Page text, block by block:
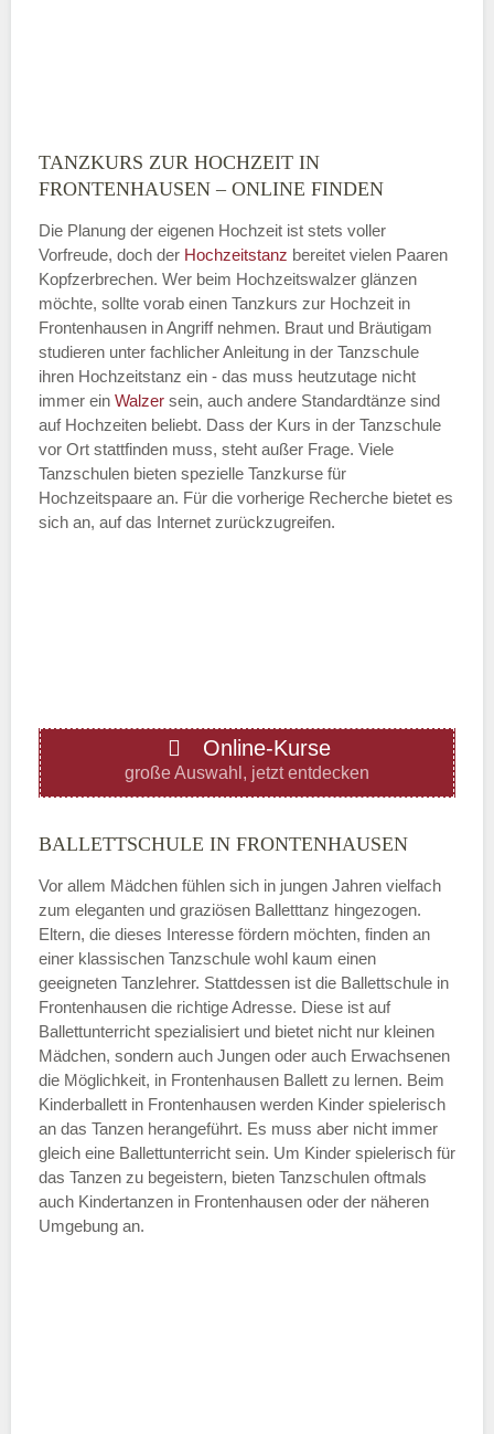
Montag
—
ÖFFNUNGSZEITEN HINZUFÜGEN
Dienstag
—
ÖFFNUNGSZEITEN HINZUFÜGEN
Donnerstag
—
ÖFFNUNGSZEITEN HINZUFÜGEN
Freitag
—
ÖFFNUNGSZEITEN HINZUFÜGEN
Samstag
TANZKURS ZUR HOCHZEIT IN
FRONTENHAUSEN – ONLINE FINDEN
Die Planung der eigenen Hochzeit ist stets voller
Vorfreude, doch der Hochzeitstanz bereitet vielen Paaren
Kopfzerbrechen. Wer beim Hochzeitswalzer glänzen
möchte, sollte vorab einen Tanzkurs zur Hochzeit in
Frontenhausen in Angriff nehmen. Braut und Bräutigam
studieren unter fachlicher Anleitung in der Tanzschule
ihren Hochzeitstanz ein - das muss heutzutage nicht
immer ein Walzer sein, auch andere Standardtänze sind
auf Hochzeiten beliebt. Dass der Kurs in der Tanzschule
vor Ort stattfinden muss, steht außer Frage. Viele
Tanzschulen bieten spezielle Tanzkurse für
Hochzeitspaare an. Für die vorherige Recherche bietet es
sich an, auf das Internet zurückzugreifen.
Online-Kurse
große Auswahl, jetzt entdecken
BALLETTSCHULE IN FRONTENHAUSEN
Vor allem Mädchen fühlen sich in jungen Jahren vielfach
zum eleganten und graziösen Balletttanz hingezogen.
Eltern, die dieses Interesse fördern möchten, finden an
einer klassischen Tanzschule wohl kaum einen
geeigneten Tanzlehrer. Stattdessen ist die Ballettschule in
Frontenhausen die richtige Adresse. Diese ist auf
Ballettunterricht spezialisiert und bietet nicht nur kleinen
Mädchen, sondern auch Jungen oder auch Erwachsenen
die Möglichkeit, in Frontenhausen Ballett zu lernen. Beim
Kinderballett in Frontenhausen werden Kinder spielerisch
an das Tanzen herangeführt. Es muss aber nicht immer
gleich eine Ballettunterricht sein. Um Kinder spielerisch für
das Tanzen zu begeistern, bieten Tanzschulen oftmals
auch Kindertanzen in Frontenhausen oder der näheren
Umgebung an.